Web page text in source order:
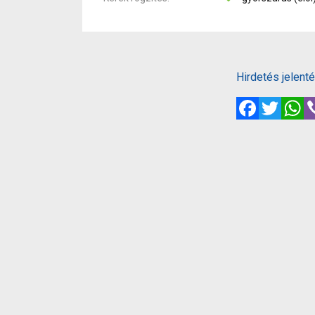
Hirdetés
FacebookTwitter